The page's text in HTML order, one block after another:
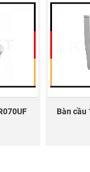
Bàn cầu